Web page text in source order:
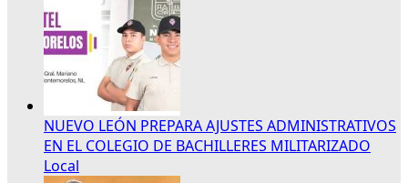
NUEVO LEÓN PREPARA AJUSTES ADMINISTRATIVOS
EN EL COLEGIO DE BACHILLERES MILITARIZADO
Local